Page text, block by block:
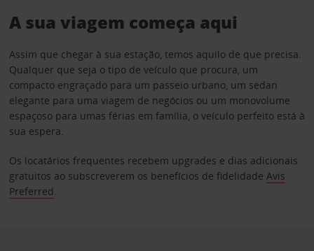
A sua viagem começa aqui
Assim que chegar à sua estação, temos aquilo de que precisa.
Qualquer que seja o tipo de veículo que procura, um
compacto engraçado para um passeio urbano, um sedan
elegante para uma viagem de negócios ou um monovolume
espaçoso para umas férias em família, o veículo perfeito está à
sua espera.
Os locatários frequentes recebem upgrades e dias adicionais
gratuitos ao subscreverem os benefícios de fidelidade Avis
Preferred.